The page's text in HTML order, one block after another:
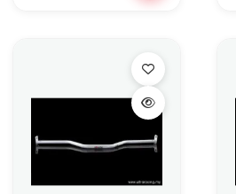
contrainte. Une barre inférieure aide à